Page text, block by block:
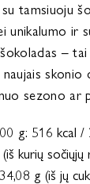
tamsiuoju
unikalumo ir
–
skonio
sezono ar
g: 516 kcal /
kurių
g (iš jų